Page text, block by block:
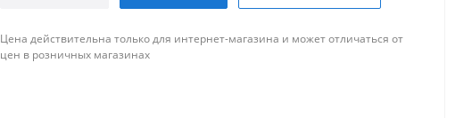
Цена действительна только для интернет-магазина и может отличаться от
цен в розничных магазинах